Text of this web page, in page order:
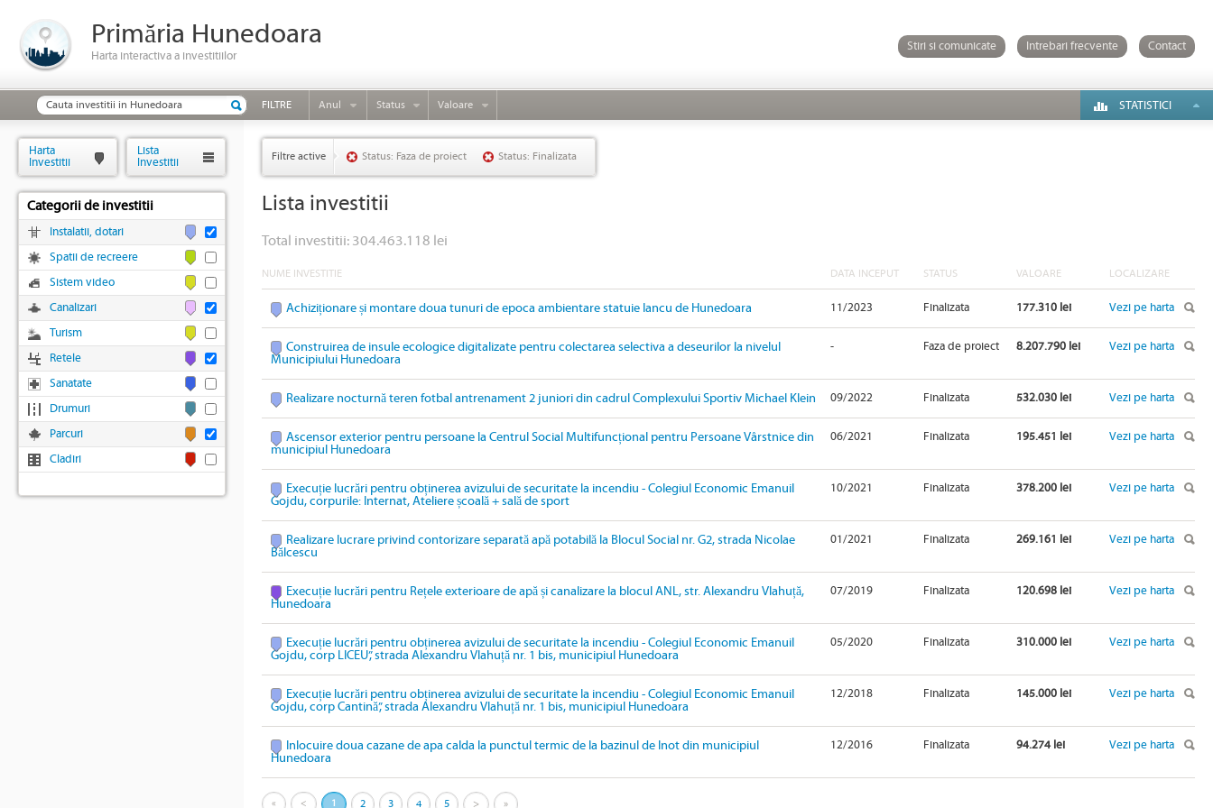
Primăria Hunedoara
Harta interactiva a investitiilor
Stiri si comunicate Intrebari frecvente Contact
FILTRE Anul Status Valoare STATISTICI
Filtre active Status: Faza de proiect Status: Finalizata
Lista investitii
Total investitii: 304.463.118 lei
NUME INVESTITIE DATA INCEPUT STATUS VALOARE LOCALIZARE
Achiziționare și montare doua tunuri de epoca ambientare statuie Iancu de Hunedoara 11/2023 Finalizata 177.310 lei Vezi pe harta
Construirea de insule ecologice digitalizate pentru colectarea selectiva a deseurilor la nivelul
Municipiului Hunedoara
- Faza de proiect 8.207.790 lei Vezi pe harta
Realizare nocturnă teren fotbal antrenament 2 juniori din cadrul Complexului Sportiv Michael Klein 09/2022 Finalizata 532.030 lei Vezi pe harta
Ascensor exterior pentru persoane la Centrul Social Multifuncțional pentru Persoane Vârstnice din
municipiul Hunedoara
06/2021 Finalizata 195.451 lei Vezi pe harta
Execuție lucrări pentru obținerea avizului de securitate la incendiu - Colegiul Economic Emanuil
Gojdu, corpurile: Internat, Ateliere școală + sală de sport
10/2021 Finalizata 378.200 lei Vezi pe harta
Realizare lucrare privind contorizare separată apă potabilă la Blocul Social nr. G2, strada Nicolae
Bălcescu
01/2021 Finalizata 269.161 lei Vezi pe harta
Execuție lucrări pentru Rețele exterioare de apă și canalizare la blocul ANL, str. Alexandru Vlahuță,
Hunedoara
07/2019 Finalizata 120.698 lei Vezi pe harta
Execuție lucrări pentru obținerea avizului de securitate la incendiu - Colegiul Economic Emanuil
Gojdu, corp LICEU”, strada Alexandru Vlahuță nr. 1 bis, municipiul Hunedoara
05/2020 Finalizata 310.000 lei Vezi pe harta
Execuție lucrări pentru obținerea avizului de securitate la incendiu - Colegiul Economic Emanuil
Gojdu, corp Cantină”, strada Alexandru Vlahuță nr. 1 bis, municipiul Hunedoara
12/2018 Finalizata 145.000 lei Vezi pe harta
Inlocuire doua cazane de apa calda la punctul termic de la bazinul de Inot din municipiul
Hunedoara
12/2016 Finalizata 94.274 lei Vezi pe harta
« < 1 2 3 4 5 > »
Harta
Investitii
Lista
Investitii
Categorii de investitii
Instalatii, dotari
Spatii de recreere
Sistem video
Canalizari
Turism
Retele
Sanatate
Drumuri
Parcuri
Cladiri